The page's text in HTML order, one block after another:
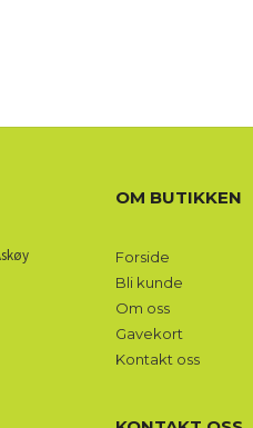
OM BUTIKKEN
Forside
Bli kunde
Om oss
Gavekort
Kontakt oss